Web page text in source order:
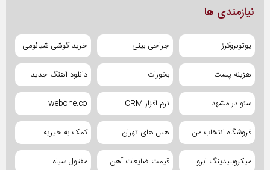
نیازمندی ها
یوتوبروکرز جراحی بینی خرید گوشی شیائومی
هزینه پست بخورات دانلود آهنگ جدید
سئو در مشهد نرم افزار CRM webone.co
فروشگاه انتخاب من هتل های تهران کمک به خیریه
میکروبلیدینگ ابرو قیمت ضایعات آهن مفتول سیاه